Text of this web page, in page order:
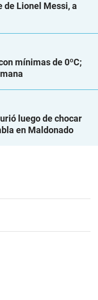
de Lionel Messi, a
mínimas de 0ºC;
luego de chocar
en Maldonado